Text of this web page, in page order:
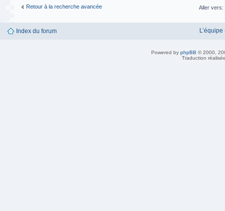
Retour à la recherche avancée Aller vers:
Index du forum L’équipe
Powered by phpBB © 2000,
Traduction